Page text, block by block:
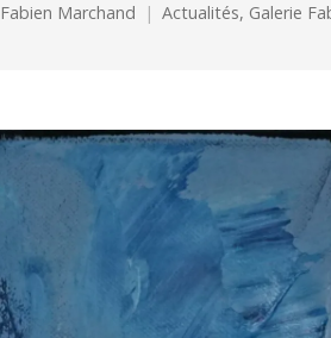
Fabien Marchand Actualités, Galerie